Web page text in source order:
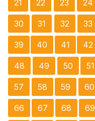
21 22 23 24
30 31 32 33
39 40 41 42
48 49 50 51
57 58 59 60
66 67 68 69